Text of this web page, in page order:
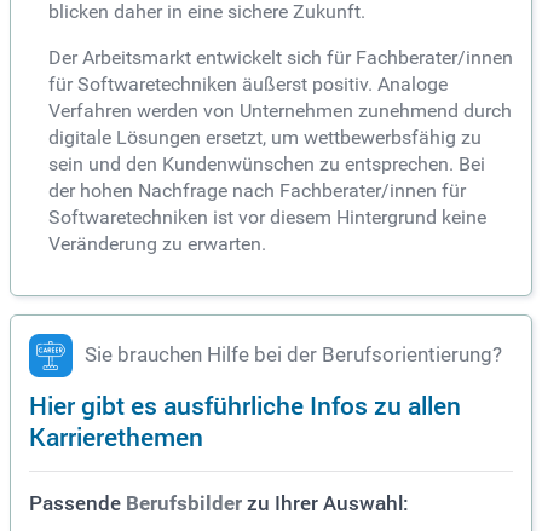
blicken daher in eine sichere Zukunft.
Der Arbeitsmarkt entwickelt sich für Fachberater/innen
für Softwaretechniken äußerst positiv. Analoge
Verfahren werden von Unternehmen zunehmend durch
digitale Lösungen ersetzt, um wettbewerbsfähig zu
sein und den Kundenwünschen zu entsprechen. Bei
der hohen Nachfrage nach Fachberater/innen für
Softwaretechniken ist vor diesem Hintergrund keine
Veränderung zu erwarten.
Sie brauchen Hilfe bei der Berufsorientierung?
Hier gibt es ausführliche Infos zu allen
Karrierethemen
Passende Berufsbilder zu Ihrer Auswahl: